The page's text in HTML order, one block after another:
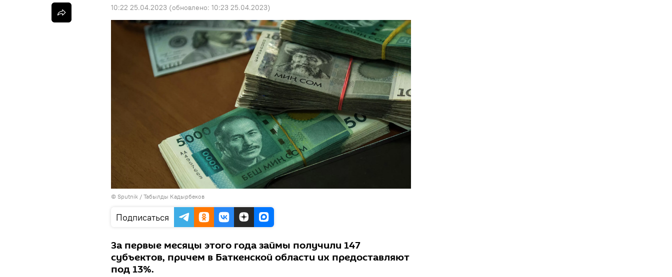
10:22 25.04.2023 (обновлено: 10:23 25.04.2023)
© Sputnik / Табылды Кадырбеков
Подписаться
За первые месяцы этого года займы получили 147
субъектов, причем в Баткенской области их предоставляют
под 13%.